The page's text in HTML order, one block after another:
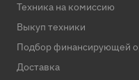
Техника на комиссию
Выкуп техники
Подбор финансирующей
Доставка